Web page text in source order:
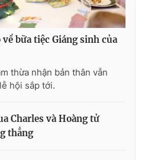
897 897
bữa tiệc Giáng sinh của
thừa nhận bản thân vẫn
hội sắp tới.
Charles và Hoàng tử
thẳng